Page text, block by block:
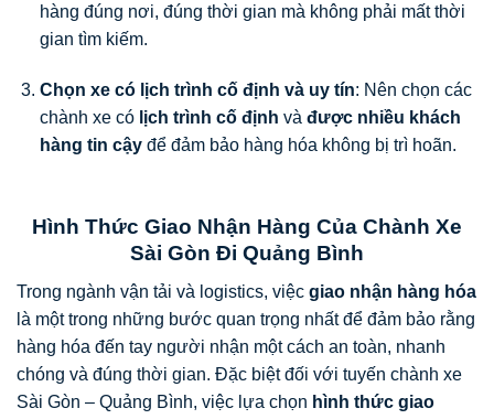
hàng đúng nơi, đúng thời gian mà không phải mất thời
gian tìm kiếm.
Chọn xe có lịch trình cố định và uy tín: Nên chọn các
chành xe có lịch trình cố định và được nhiều khách
hàng tin cậyđể đảm bảo hàng hóa không bị trì hoãn.
Hình Thức Giao Nhận Hàng Của Chành Xe
Sài Gòn Đi Quảng Bình
Trong ngành vận tải và logistics, việc giao nhận hàng hóa
là một trong những bước quan trọng nhất để đảm bảo rằng
hàng hóa đến tay người nhận một cách an toàn, nhanh
chóng và đúng thời gian. Đặc biệt đối với tuyến chành xe
Sài Gòn – Quảng Bình, việc lựa chọn hình thức giao